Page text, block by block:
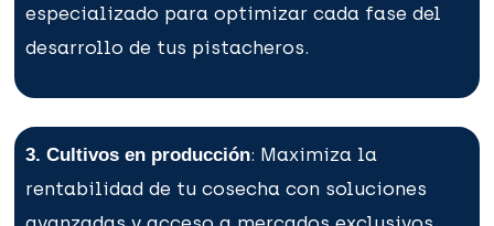
especializado para optimizar cada fase del
desarrollo de tus pistacheros.
3. Cultivos en producción: Maximiza la
rentabilidad de tu cosecha con soluciones